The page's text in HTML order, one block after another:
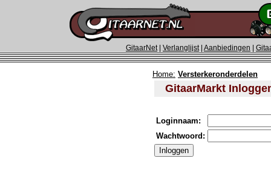
GitaarNet| Verlanglijst| Aanbiedingen
Home: Versterkeronderdelen
GitaarMarkt
Loginnaam:
Wachtwoord: